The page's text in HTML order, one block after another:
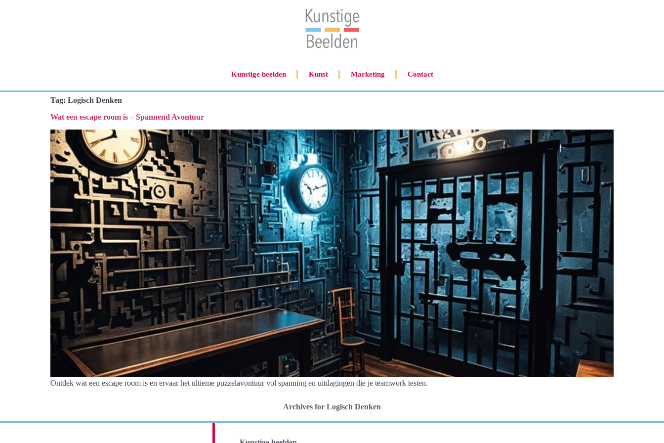
Kunstige beelden Kunst Marketing Contact
Tag: Logisch Denken
Wat een escape room is – Spannend Avontuur
Ontdek wat een escape room is en ervaar het ultieme puzzelavontuur vol spanning en uitdagingen die je teamwork testen.
Archives for Logisch Denken